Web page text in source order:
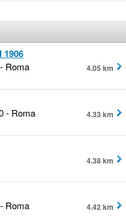
Roma
4.05 km
- Roma
4.33 km
4.38 km
Roma
4.42 km